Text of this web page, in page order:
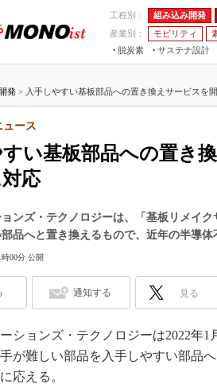
工程別： 組み込み開発
産業別：
モビリティ
脱炭素
サステナ設計
つながる工場AI×設備保全
ス
発 > 入手しやすい基板部品への置き換えサービスを開
い基板部品への置き
応
ュース
ョンズ・テクノロジーは、「基板リメイ
品へと置き換えるもので、近年の半導体
時00分 公開
通知する 見る
ションズ・テクノロジーは2022年1
が難しい部品を入手しやすい部品
応える。